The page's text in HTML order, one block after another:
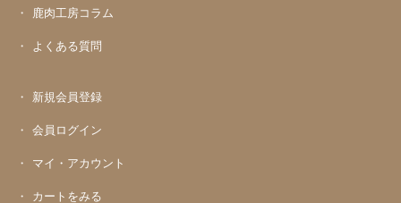
鹿肉工房コラム
よくある質問
新規会員登録
会員ログイン
マイ・アカウント
カートをみる